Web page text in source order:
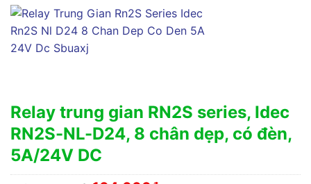
Relay trung gian RN2S series, Idec
RN2S-NL-D24, 8 chân dẹp, có đèn,
5A/24V DC